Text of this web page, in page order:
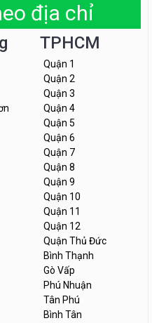
địa chỉ
TPHCM
Quận 1
Quận 2
Quận 3
Quận 4
Quận 5
Quận 6
Quận 7
Quận 8
Quận 9
Quận 10
Quận 11
Quận 12
Quận Thủ Đức
Bình Thạnh
Gò Vấp
Phú Nhuận
Tân Phú
Bình Tân